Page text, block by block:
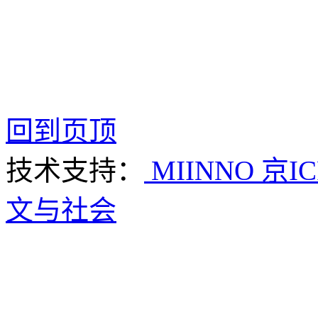
回到页顶
技术支持：
MIINNO 京
文与社会